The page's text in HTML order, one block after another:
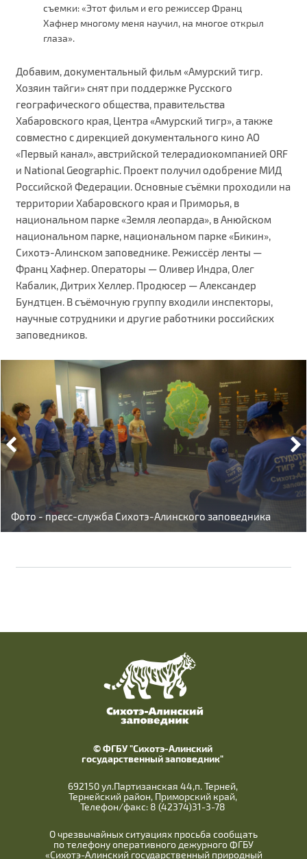
съемки: «Этот фильм и его режиссер Франц
Хафнер многому меня научил, на многое открыл
глаза».
Добавим, документальный фильм «Амурский тигр.
Хозяин тайги» снят при поддержке Русского
географического общества, правительства
Хабаровского края, Центра «Амурский тигр», а также
совместно с дирекцией документального кино АО
«Первый канал», австрийской телерадиокомпанией ORF
и National Geographic. Проект получил одобрение МИД
Российской Федерации. Основные съёмки проходили на
территории Хабаровского края и Приморья, в
национальном парке «Земля леопарда», в Анюйском
национальном парке, национальном парке «Бикин»,
Сихотэ-Алинском заповеднике. Режиссёр ленты —
Франц Хафнер. Операторы — Оливер Индра, Олег
Кабалик, Дитрих Хеллер. Продюсер — Александер
Бундтцен. В съёмочную группу входили инспекторы,
научные сотрудники и другие работники российских
заповедников.
Фото - пресс-служба Сихотэ-Алинского заповедника
Фото - пресс-служба Сихотэ-Алинского заповедника
Фото - пресс-служба Сихотэ-Алинского заповедника
Фото - пресс-служба Сихотэ-Алинского заповедника
Фото - пресс-служба Сихотэ-Алинского заповедника
Фото - пресс-служба Сихотэ-Алинского заповедника
Фото - пресс-служба Сихотэ-Алинского заповедника
Фото - пресс-служба Сихотэ-Алинского заповедника
Фото - пресс-служба Сихотэ-Алинского заповедника
© ФГБУ "Сихотэ-Алинский
государственный заповедник"
692150 ул.Партизанская 44,п. Терней,
Тернейский район, Приморский край,
Телефон/факс: 8 (42374)31-3-78
О чрезвычайных ситуациях просьба сообщать
по телефону оперативного дежурного ФГБУ
«Сихотэ-Алинский государственный природный